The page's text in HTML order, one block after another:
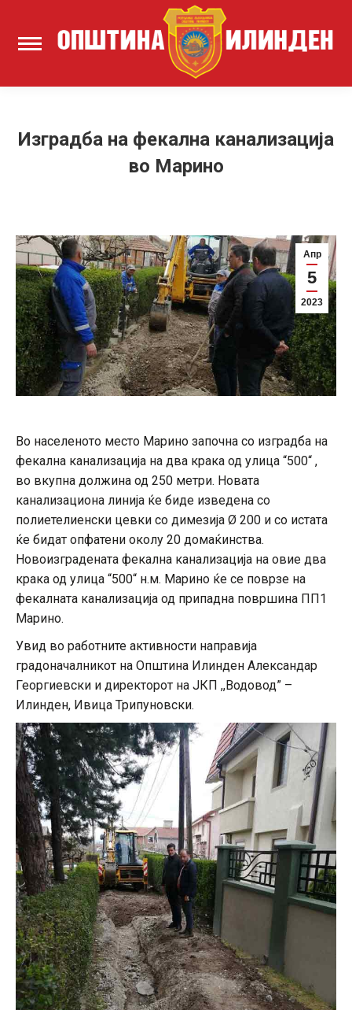
Изградба на фекална канализација
во Марино
Апр
5
2023
Во населеното место Марино започна со изградба на
фекална канализација на два крака од улица “500“ ,
во вкупна должина од 250 метри. Новата
канализациона линија ќе биде изведена со
полиетелиенски цевки со димезија Ø 200 и со истата
ќе бидат опфатени околу 20 домаќинства.
Новоизградената фекална канализација на овие два
крака од улица “500“ н.м. Марино ќе се поврзе на
фекалната канализација од припадна површина ПП1
Марино.
Увид во работните активности направија
градоначалникот на Општина Илинден Александар
Георгиевски и директорот на ЈКП ,,Водовод” –
Илинден, Ивица Трипуновски.